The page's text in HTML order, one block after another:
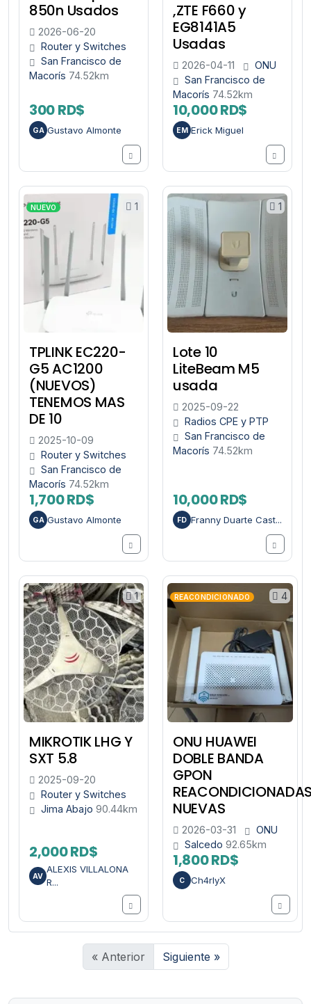
850n Usados
2026-06-20
Router y Switches
San Francisco de
Macorís 74.52km
300 RD$
GA Gustavo Almonte
,ZTE F660 y
EG8141A5
Usadas
2026-04-11
ONU
San Francisco de
Macorís 74.52km
10,000 RD$
EM Erick Miguel
1
NUEVO
TPLINK EC220-
G5 AC1200
(NUEVOS)
TENEMOS MAS
DE 10
2025-10-09
Router y Switches
San Francisco de
Macorís 74.52km
1,700 RD$
GA Gustavo Almonte
1
Lote 10
LiteBeam M5
usada
2025-09-22
Radios CPE y PTP
San Francisco de
Macorís 74.52km
10,000 RD$
FD Franny Duarte Cast...
1
MIKROTIK LHG Y
SXT 5.8
2025-09-20
Router y Switches
Jima Abajo 90.44km
2,000 RD$
AV
ALEXIS VILLALONA
R...
4
REACONDICIONADO
ONU HUAWEI
DOBLE BANDA
GPON
NUEVAS
2026-03-31
ONU
Salcedo 92.65km
1,800 RD$
C Ch4rlyX
« Anterior Siguiente »